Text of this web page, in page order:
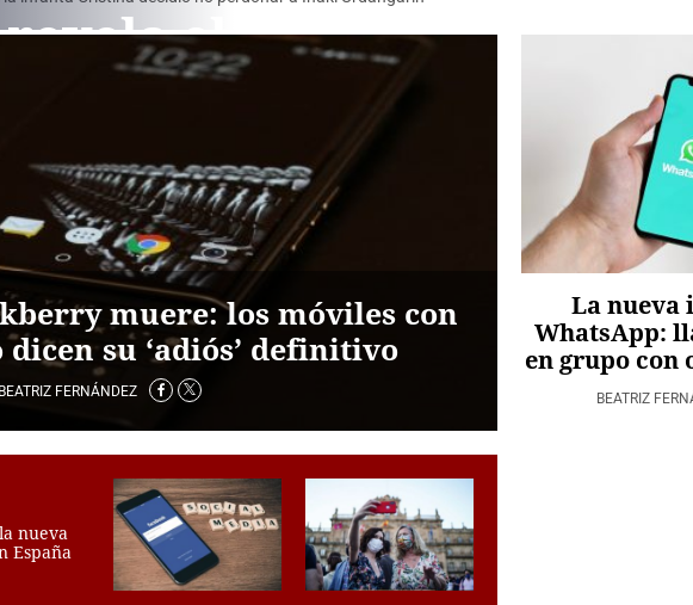
el
el que
Iñaki
muere: los móviles con
su ‘adiós’ definitivo
BEATRIZ FERNÁNDEZ
nueva
España
La nueva
WhatsApp:
en grupo con
BEATRIZ